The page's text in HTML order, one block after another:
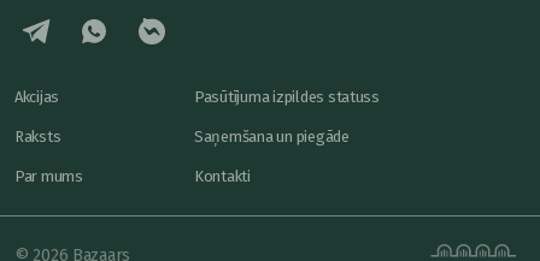
Akcijas
Raksts
Par mums
Pasūtījuma izpildes statuss
Saņemšana un piegāde
Kontakti
© 2026 Bazaars